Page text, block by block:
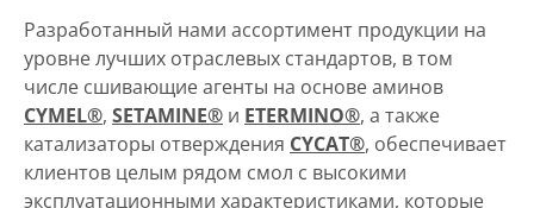
Разработанный нами ассортимент продукции на
уровне лучших отраслевых стандартов, в том
числе сшивающие агенты на основе аминов
CYMEL®, SETAMINE® и ETERMINO®, а также
катализаторы отверждения CYCAT®, обеспечивает
клиентов целым рядом смол с высокими
эксплуатационными характеристиками, которые